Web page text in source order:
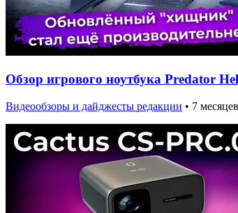
Обзор игрового ноутбука Predator
Видеообзоры и дайджесты редакции • 7